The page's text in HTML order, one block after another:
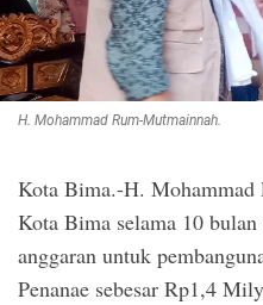
H. Mohammad Rum-Mutmainnah.
Kota Bima.-H. Mohammad
Kota Bima selama 10
anggaran untuk
Penanae sebesar Rp1,4